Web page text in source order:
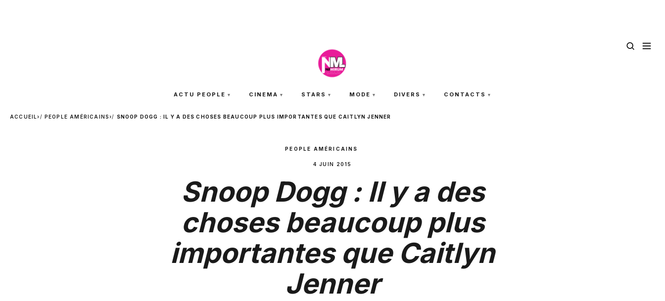
ACTU PEOPLE CINEMA STARS MODE DIVERS CONTACTS
ACCUEIL› PEOPLE AMÉRICAINS› SNOOP DOGG : IL Y A DES CHOSES BEAUCOUP PLUS IMPORTANTES QUE CAITLYN JENNER
PEOPLE AMÉRICAINS
4 JUIN 2015
Snoop Dogg : Il y a des
choses beaucoup plus
importantes que Caitlyn
Jenner